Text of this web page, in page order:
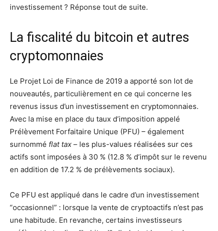
investissement ? Réponse tout de suite.
La fiscalité du bitcoin et autres
cryptomonnaies
Le Projet Loi de Finance de 2019 a apporté son lot de
nouveautés, particulièrement en ce qui concerne les
revenus issus d’un investissement en cryptomonnaies.
Avec la mise en place du taux d’imposition appelé
Prélèvement Forfaitaire Unique (PFU) – également
surnommé flat tax – les plus-values réalisées sur ces
actifs sont imposées à 30 % (12.8 % d’impôt sur le revenu
en addition de 17.2 % de prélèvements sociaux).
Ce PFU est appliqué dans le cadre d’un investissement
“occasionnel” : lorsque la vente de cryptoactifs n’est pas
une habitude. En revanche, certains investisseurs